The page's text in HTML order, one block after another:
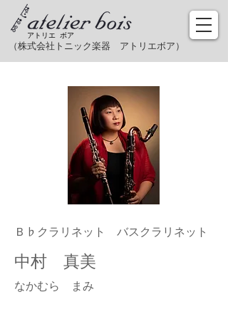
アトリエ ボア
（株式会社トニック楽器​ アトリエボア）
Ｂ♭クラリネット バスクラリネット
中村 真美
​なかむら まみ